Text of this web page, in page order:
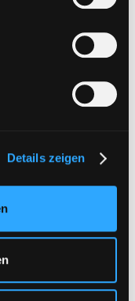
Details zeigen